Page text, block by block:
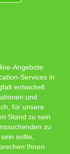
Angebote
Services in
entwickelt
und
für unsere
Stand zu sein
zu
sollte,
Ihnen